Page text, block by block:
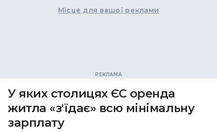
Місце для вашої реклами
У яких столицях ЄС оренда
житла «з'їдає» всю мінімальну
зарплату